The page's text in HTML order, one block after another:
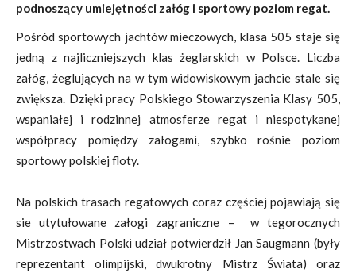
podnoszący umiejętności załóg i sportowy poziom regat.
Pośród sportowych jachtów mieczowych, klasa 505 staje się
jedną z najliczniejszych klas żeglarskich w Polsce. Liczba
załóg, żeglujących na w tym widowiskowym jachcie stale się
zwiększa. Dzięki pracy Polskiego Stowarzyszenia Klasy 505,
wspaniałej i rodzinnej atmosferze regat i niespotykanej
współpracy pomiędzy załogami, szybko rośnie poziom
sportowy polskiej floty.
Na polskich trasach regatowych coraz częściej pojawiają się
sie utytułowane załogi zagraniczne – w tegorocznych
Mistrzostwach Polski udział potwierdził Jan Saugmann (były
reprezentant olimpijski, dwukrotny Mistrz Świata) oraz